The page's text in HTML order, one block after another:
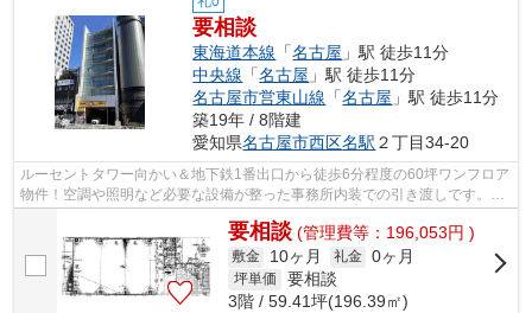
要相談
東海道本線 「名古屋 」駅 徒歩11分
中央線 「名古屋 」駅 徒歩11分
名古屋市営東山線 「名古屋 」駅 徒歩11分
築19年 / 8階建
愛知県名古屋市西区名駅 ２丁目34-20
ルーセントタワー向かい＆地下鉄1番出口から徒歩6分程度の60坪ワンフロア
物件！空調や照明など必要な設備が整った事務所内装での引き渡しです。ク
リニック、美容系サロンにおすすめ♪
要相談 (管理費等：196,053円 )
敷金 10ヶ月 礼金 0ヶ月
坪単価
要相談
3階 / 59.41坪(196.39㎡)